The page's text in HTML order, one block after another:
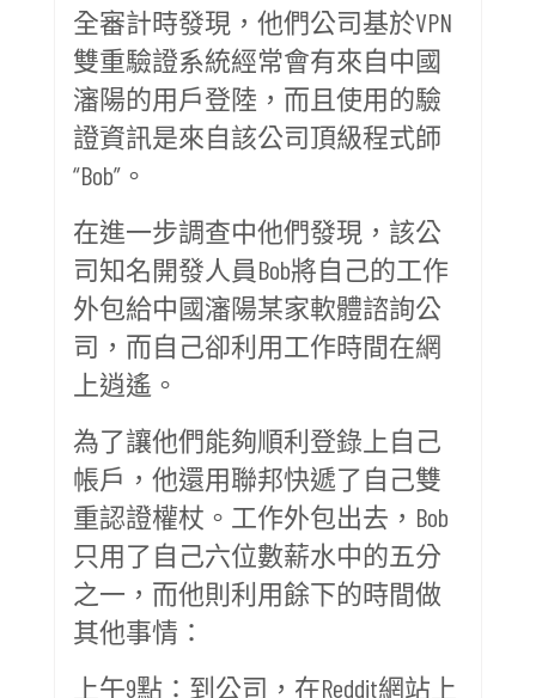
全審計時發現，他們公司基於VPN
雙重驗證系統經常會有來自中國
瀋陽的用戶登陸，而且使用的驗
證資訊是來自該公司頂級程式師
“Bob”。
在進一步調查中他們發現，該公
司知名開發人員Bob將自己的工作
外包給中國瀋陽某家軟體諮詢公
司，而自己卻利用工作時間在網
上逍遙。
為了讓他們能夠順利登錄上自己
帳戶，他還用聯邦快遞了自己雙
重認證權杖。工作外包出去，Bob
只用了自己六位數薪水中的五分
之一，而他則利用餘下的時間做
其他事情：
上午9點：到公司，在Reddit網站上